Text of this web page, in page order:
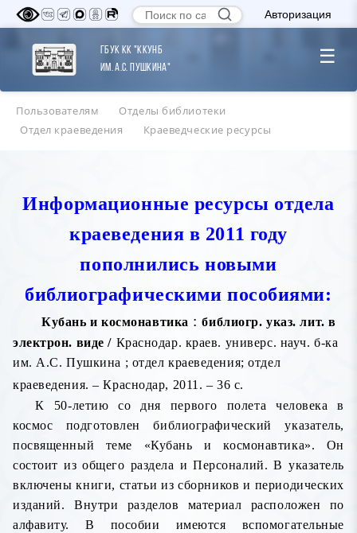
Авторизация
ГБУК КК "ККУНБ
им. А.С. Пушкина"
☰
Пользователям
Отделы библиотеки
Отдел краеведения
Краеведческие ресурсы
Информационные ресурсы отдела
краеведения в 2011 году
пополнились новыми
библиографическими пособиями:
Кубань и космонавтика :библиогр. указ. лит. в
электрон. виде / Краснодар. краев. универс. науч. б-ка
им. А.С. Пушкина ; отдел краеведения; отдел
краеведения. – Краснодар, 2011. – 36 с.
К 50-летию со дня первого полета человека в
космос подготовлен библиографический указатель,
посвященный теме «Кубань и космонавтика». Он
состоит из общего раздела и Персоналий. В указатель
включены книги, статьи из сборников и периодических
изданий. Внутри разделов материал расположен по
алфавиту. В пособии имеются вспомогательные